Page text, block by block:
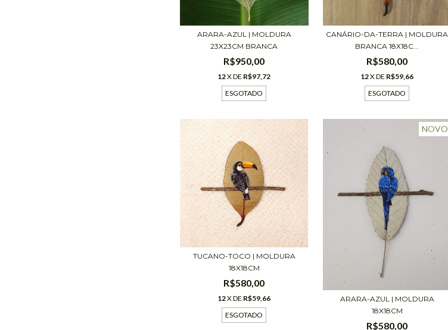
ARARA-AZUL | MOLDURA
23X23CM BRANCA
R$950,00
12X DE R$97,72
ESGOTADO
CANÁRIO-DA-TERRA | MOLDURA
BRANCA 18X18C...
R$580,00
12X DE R$59,66
ESGOTADO
TUCANO-TOCO | MOLDURA
18X18CM
R$580,00
12X DE R$59,66
ESGOTADO
NOVO
ARARA-AZUL | MOLDURA
18X18CM
R$580,00